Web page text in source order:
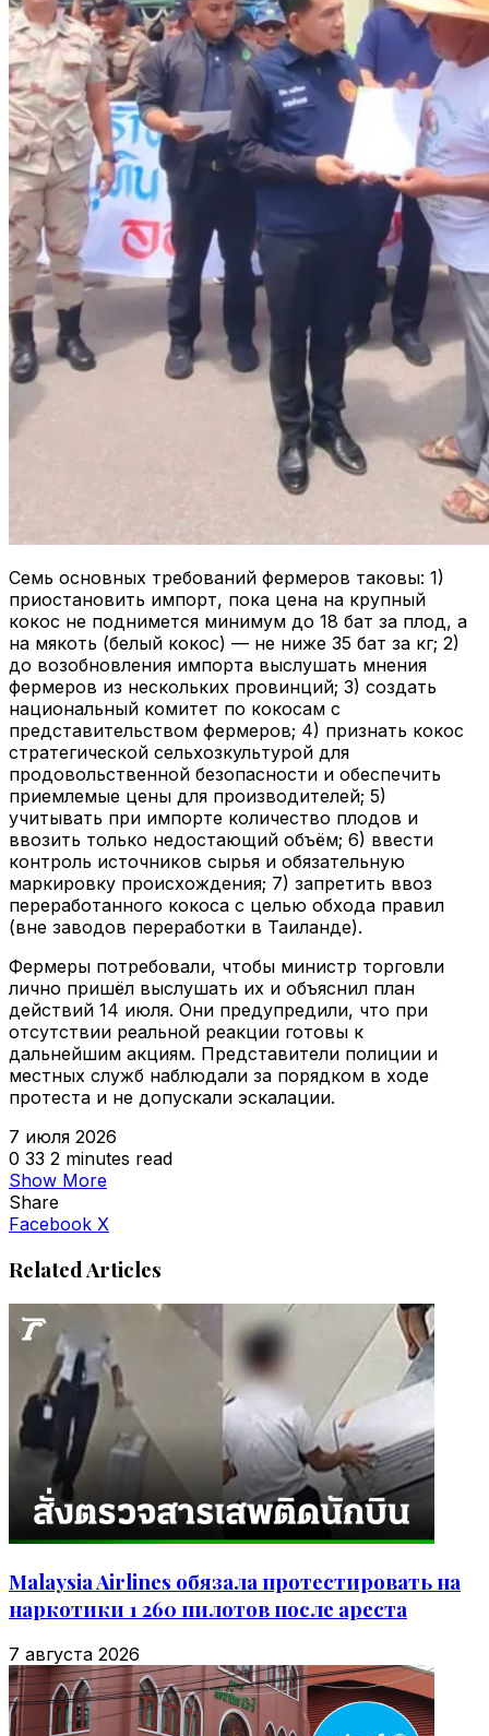
Семь основных требований фермеров таковы: 1)
приостановить импорт, пока цена на крупный
кокос не поднимется минимум до 18 бат за плод, а
на мякоть (белый кокос) — не ниже 35 бат за кг; 2)
до возобновления импорта выслушать мнения
фермеров из нескольких провинций; 3) создать
национальный комитет по кокосам с
представительством фермеров; 4) признать кокос
стратегической сельхозкультурой для
продовольственной безопасности и обеспечить
приемлемые цены для производителей; 5)
учитывать при импорте количество плодов и
ввозить только недостающий объём; 6) ввести
контроль источников сырья и обязательную
маркировку происхождения; 7) запретить ввоз
переработанного кокоса с целью обхода правил
(вне заводов переработки в Таиланде).
Фермеры потребовали, чтобы министр торговли
лично пришёл выслушать их и объяснил план
действий 14 июля. Они предупредили, что при
отсутствии реальной реакции готовы к
дальнейшим акциям. Представители полиции и
местных служб наблюдали за порядком в ходе
протеста и не допускали эскалации.
7 июля 2026
0 33 2 minutes read
Show More
Share
Facebook X
Related Articles
Malaysia Airlines обязала протестировать на
наркотики 1 260 пилотов после ареста
7 августа 2026